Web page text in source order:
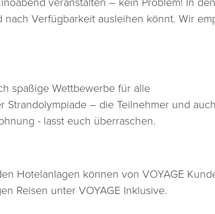
Verfügbarkeit ausleihen könnt. Wir
spaßige Wettbewerbe für alle
– die Teilnehmer und
- lasst euch überraschen.
Hotelanlagen können von VOYAGE
Reisen unter VOYAGE Inklusive.